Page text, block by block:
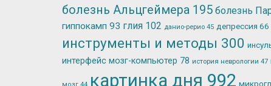
болезнь Альцгеймера 195 болезнь
гиппокамп 93 глия 102 данио-рерио 45 депрессия 66
инструменты и методы 300
интерфейс мозг-компьютер 78 история неврологии 47
мозг 44 картинка дня 992